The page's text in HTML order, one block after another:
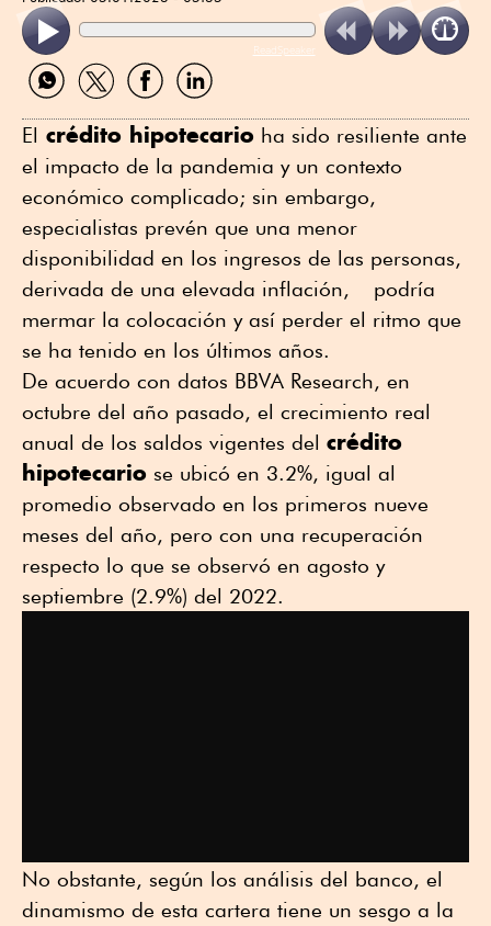
ReadSpeaker
Compartir
por
Compartir
por
Compartir
por
Compartir
por
El crédito hipotecario ha sido resiliente ante
el impacto de la pandemia y un contexto
económico complicado; sin embargo,
especialistas prevén que una menor
disponibilidad en los ingresos de las personas,
derivada de una elevada inflación, podría
mermar la colocación y así perder el ritmo que
se ha tenido en los últimos años.
De acuerdo con datos BBVA Research, en
octubre del año pasado, el crecimiento real
anual de los saldos vigentes del crédito
hipotecario se ubicó en 3.2%, igual al
promedio observado en los primeros nueve
meses del año, pero con una recuperación
respecto lo que se observó en agosto y
septiembre (2.9%) del 2022.
No obstante, según los análisis del banco, el
dinamismo de esta cartera tiene un sesgo a la